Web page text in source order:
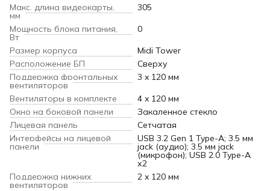
Макс. длина видеокарты,
мм
305
Мощность блока питания,
Вт
0
Размер корпуса
Midi Tower
Расположение БП
Сверху
Поддержка фронтальных
вентиляторов
3 x 120 мм
Вентиляторы в комплекте
4 x 120 мм
Окно на боковой панели
Закаленное стекло
Лицевая панель
Сетчатая
Интерфейсы на лицевой
панели
USB 3.2 Gen 1 Type-A; 3.5 мм
jack (аудио); 3.5 мм jack
(микрофон); USB 2.0 Type-A
х2
Поддержка нижних
вентиляторов
2 x 120 мм